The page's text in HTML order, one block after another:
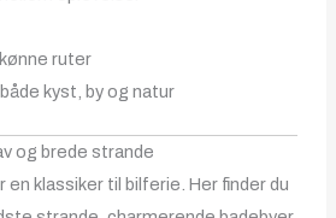
ruter
kyst, by og natur
og brede strande
en klassiker til bilferie. Her finder du